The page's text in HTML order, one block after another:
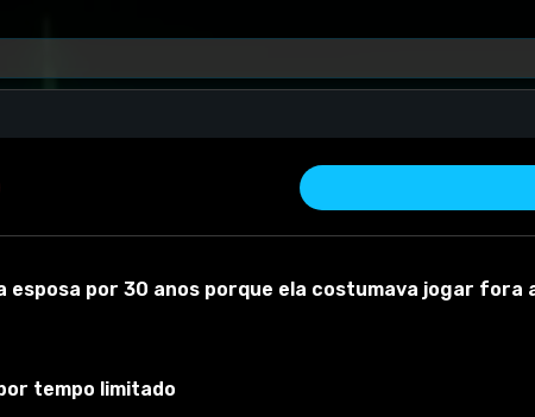
esposa por 30 anos porque ela costumava jogar
tempo limitado